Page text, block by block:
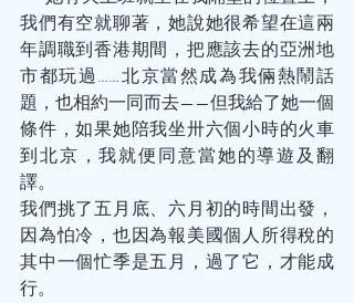
我們有空就聊著，她說她很希望在這兩
年調職到香港期間，把應該去的亞洲地
市都玩過……北京當然成為我倆熱鬧話
題，也相約一同而去——但我給了她一個
條件，如果她陪我坐卅六個小時的火車
到北京，我就便同意當她的導遊及翻
譯。
我們挑了五月底、六月初的時間出發，
因為怕冷，也因為報美國個人所得稅的
其中一個忙季是五月，過了它，才能成
行。